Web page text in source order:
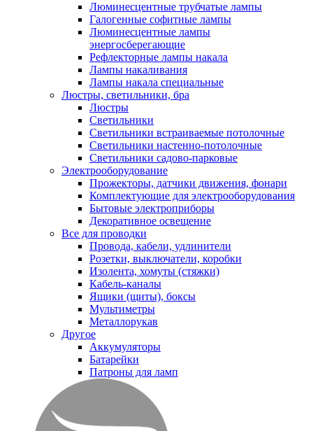
Люминесцентные трубчатые лампы
Галогенные софитные лампы
Люминесцентные лампы
энергосберегающие
Рефлекторные лампы накала
Лампы накаливания
Лампы накала специальные
Люстры, светильники, бра
Люстры
Светильники
Светильники встраиваемые потолочные
Светильники настенно-потолочные
Светильники садово-парковые
Электрооборудование
Прожекторы, датчики движения, фонари
Комплектующие для электрооборудования
Бытовые электроприборы
Декоративное освещение
Все для проводки
Провода, кабели, удлинители
Розетки, выключатели, коробки
Изолента, хомуты (стяжки)
Кабель-каналы
Ящики (щиты), боксы
Мультиметры
Металлорукав
Другое
Аккумуляторы
Батарейки
Патроны для ламп